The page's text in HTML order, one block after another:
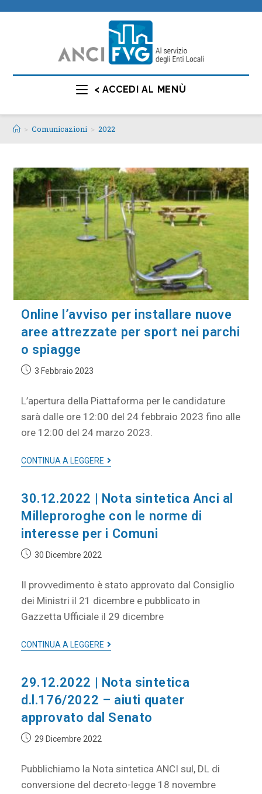
< ACCEDI AL MENÙ
> Comunicazioni > 2022
Online l’avviso per installare nuove
aree attrezzate per sport nei parchi
o spiagge
3 Febbraio 2023
L’apertura della Piattaforma per le candidature
sarà dalle ore 12:00 del 24 febbraio 2023 fino alle
ore 12:00 del 24 marzo 2023.
CONTINUA A LEGGERE
30.12.2022 | Nota sintetica Anci al
Milleproroghe con le norme di
interesse per i Comuni
30 Dicembre 2022
Il provvedimento è stato approvato dal Consiglio
dei Ministri il 21 dicembre e pubblicato in
Gazzetta Ufficiale il 29 dicembre
CONTINUA A LEGGERE
29.12.2022 | Nota sintetica
d.l.176/2022 – aiuti quater
approvato dal Senato
29 Dicembre 2022
Pubblichiamo la Nota sintetica ANCI sul, DL di
conversione del decreto-legge 18 novembre